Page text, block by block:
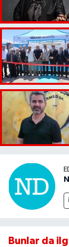
Bunlar da